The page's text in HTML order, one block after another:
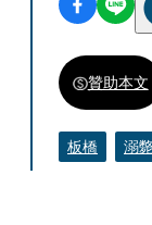
贊助本文
板橋 溺